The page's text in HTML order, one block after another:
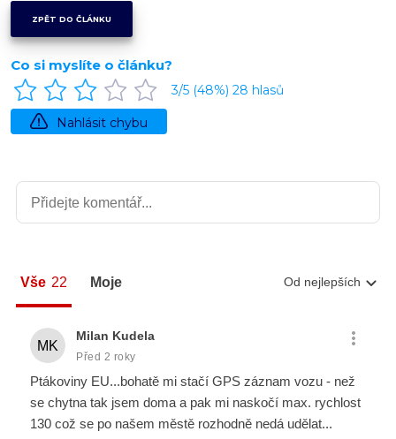
ZPĚT DO ČLÁNKU
Co si myslíte o článku?
3/5 (48%) 28 hlasů
Nahlásit chybu